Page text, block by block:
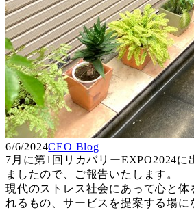
6/6/2024CEO Blog
7月に第1回リカバリーEXPO2024に
ましたので、ご報告いたします。
現代のストレス社会にあって心と体
れるもの、サービスを提案する場に